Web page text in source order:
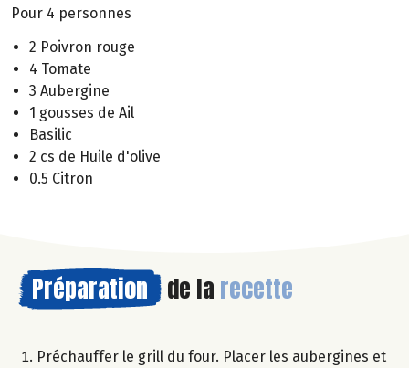
Pour 4 personnes
2 Poivron rouge
4 Tomate
3 Aubergine
1 gousses de Ail
Basilic
2 cs de Huile d'olive
0.5 Citron
Préparation de la recette
Préchauffer le grill du four. Placer les aubergines et